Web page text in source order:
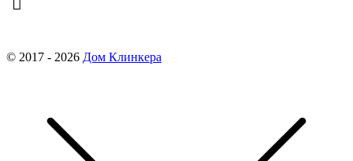
© 2017 - 2026 Дом Клинкера